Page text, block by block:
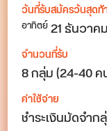
วันที่รับสมัครวันสุดท้
อาทิตย์21 ธันวาค
จำนวนที่รับ
8 กลุ่ม (24-40
ค่าใช้จ่าย
ชำระเงินมัดจำ